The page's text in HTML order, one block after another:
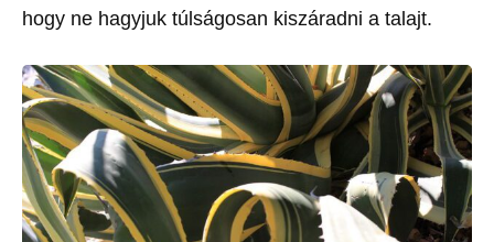
hogy ne hagyjuk túlságosan kiszáradni a talajt.